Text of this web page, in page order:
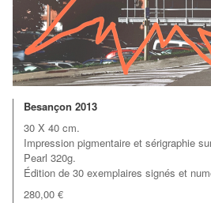
Besançon 2013
280,00 €
30 X 40 cm.
Impression pigmentaire et sérigraphie
Pearl 320g.
Édition de 30 exemplaires signés et